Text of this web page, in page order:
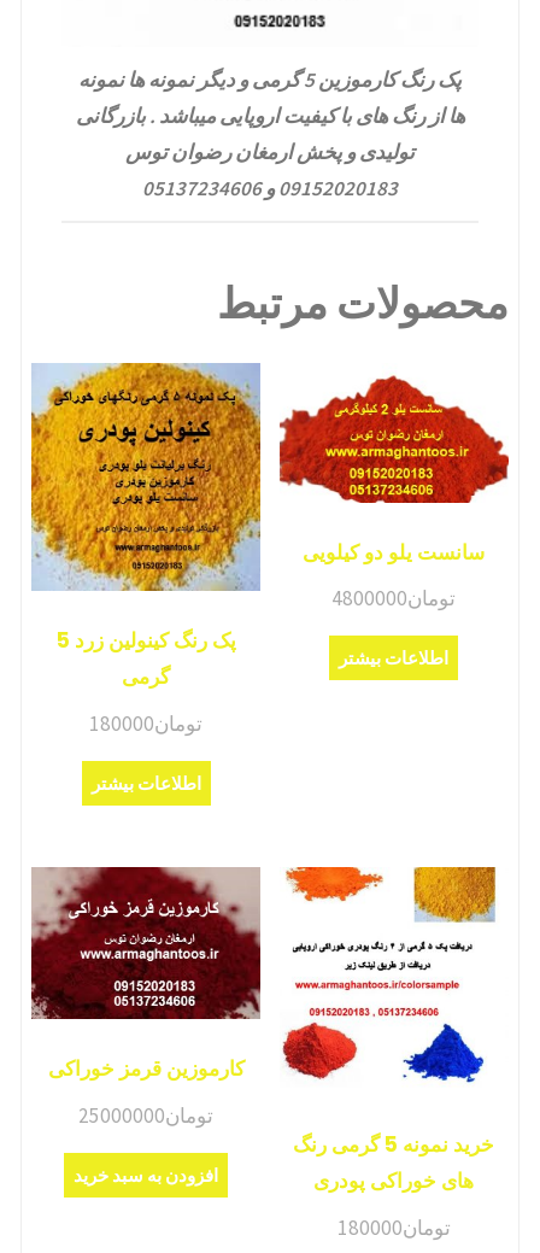
پک رنگ کارموزین 5 گرمی و دیگر نمونه ها نمونه
ها از رنگ های با کیفیت اروپایی میباشد . بازرگانی
تولیدی و پخش ارمغان رضوان توس
09152020183 و 05137234606
محصولات مرتبط
سانست یلو دو کیلویی
تومان4800000
اطلاعات بیشتر
پک رنگ کینولین زرد 5
گرمی
تومان180000
اطلاعات بیشتر
خرید نمونه 5 گرمی رنگ
های خوراکی پودری
تومان180000
کارموزین قرمز خوراکی
تومان25000000
افزودن به سبد خرید